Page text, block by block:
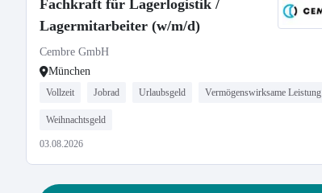
Fachkraft für Lagerlogistik /
Lagermitarbeiter (w/m/d)
Cembre GmbH
München
Vollzeit Jobrad Urlaubsgeld Vermögenswirksame Leistung
Weihnachtsgeld
03.08.2026